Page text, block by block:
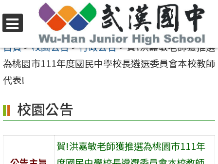
至
要
內
區
選
單
首頁>校園公告>行政公告>賀!洪嘉敏老師獲推選
為桃園市111年度國民中學校長遴選委員會本校教師
代表!
校園公告
賀!洪嘉敏老師獲推選為桃園市111年